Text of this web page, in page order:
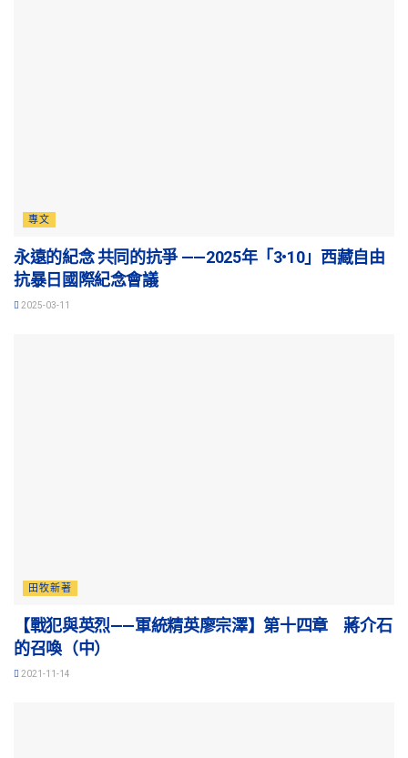
專文
永遠的紀念 共同的抗爭 ——2025年「3•10」西藏自由
抗暴日國際紀念會議
2025-03-11
田牧新著
【戰犯與英烈——軍統精英廖宗澤】第十四章 蔣介石
的召喚（中）
2021-11-14